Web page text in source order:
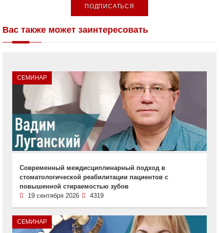
ПОДПИСАТЬСЯ
Вас также может заинтересовать
СЕМИНАР
Современный междисциплинарный подход в
стоматологической реабилитации пациентов с
повышенной стираемостью зубов
19 сентября 2026
4319
СЕМИНАР